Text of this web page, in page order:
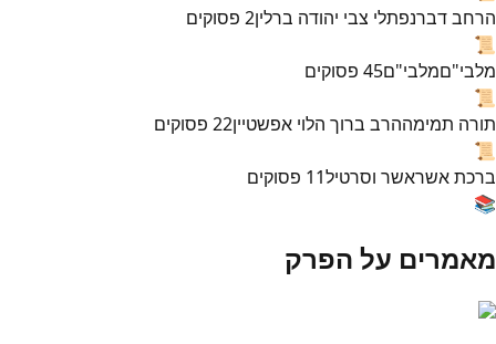
הרחב דברנפתלי צבי יהודה ברלין2 פסוקים
📜
מלבי"םמלבי"ם45 פסוקים
📜
תורה תמימההרב ברוך הלוי אפשטיין22 פסוקים
📜
ברכת אשראשר וסרטיל11 פסוקים
📚
מאמרים על הפרק